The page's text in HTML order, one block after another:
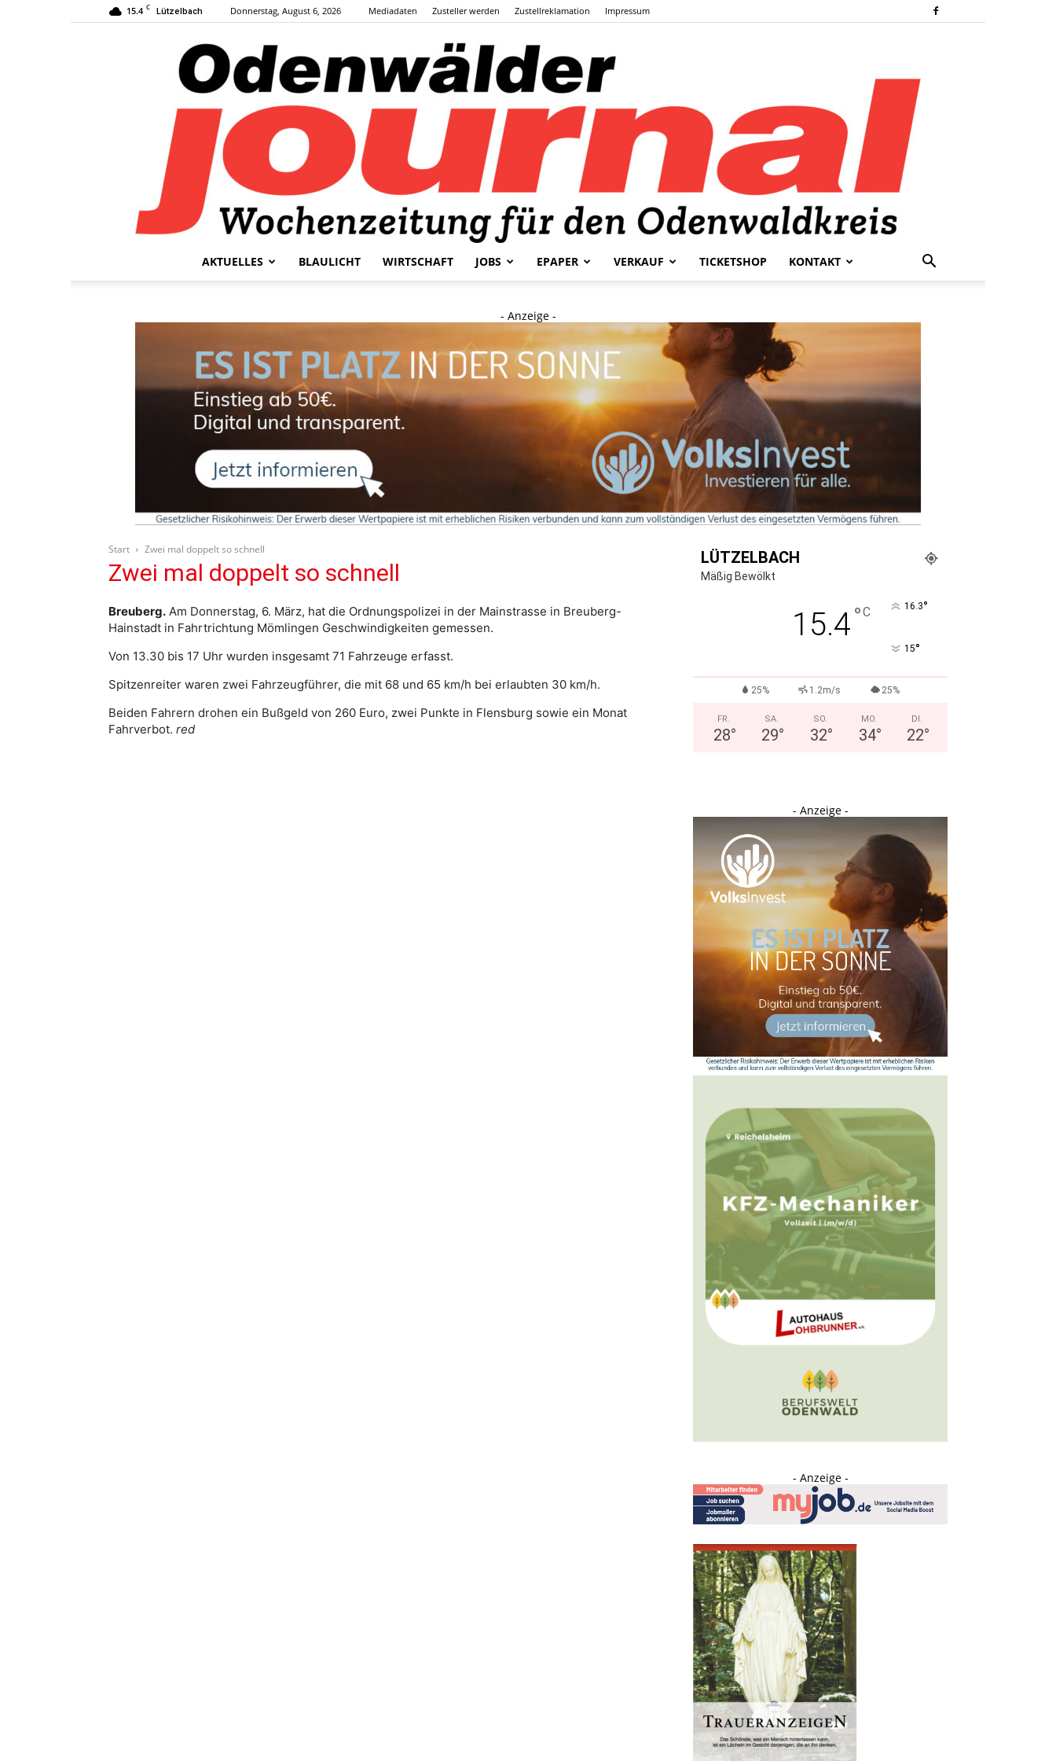
15.4 C Lützelbach Donnerstag, August 6, 2026 Mediadaten Zusteller werden Zustellreklamation Impressum
AKTUELLES BLAULICHT WIRTSCHAFT JOBS EPAPER VERKAUF TICKETSHOP KONTAKT
- Anzeige -
Start Zwei mal doppelt so schnell
Zwei mal doppelt so schnell
Breuberg. Am Donnerstag, 6. März, hat die Ordnungspolizei in der Mainstrasse in Breuberg-
Hainstadt in Fahrtrichtung Mömlingen Geschwindigkeiten gemessen.
Von 13.30 bis 17 Uhr wurden insgesamt 71 Fahrzeuge erfasst.
Spitzenreiter waren zwei Fahrzeugführer, die mit 68 und 65 km/h bei erlaubten 30 km/h.
Beiden Fahrern drohen ein Bußgeld von 260 Euro, zwei Punkte in Flensburg sowie ein Monat
Fahrverbot. red
LÜTZELBACH
Mäßig Bewölkt
15.4°C 16.3°
15°
25% 1.2m/s 25%
FR.
28°
SA.
29°
SO.
32°
MO.
34°
DI.
22°
- Anzeige -
- Anzeige -